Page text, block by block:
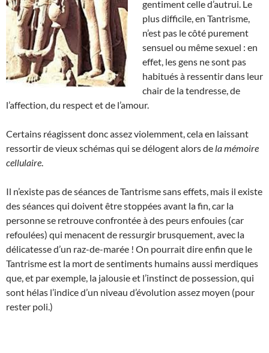
gentiment celle d’autrui. Le
plus difficile, en Tantrisme,
n’est pas le côté purement
sensuel ou même sexuel : en
effet, les gens ne sont pas
habitués à ressentir dans leur
chair de la tendresse, de
l’affection, du respect et de l’amour.
Certains réagissent donc assez violemment, cela en laissant
ressortir de vieux schémas qui se délogent alors de la mémoire
cellulaire
Il n’existe pas de séances de Tantrisme sans effets, mais il existe
des séances qui doivent être stoppées avant la fin, car la
personne se retrouve confrontée à des peurs enfouies (car
refoulées) qui menacent de ressurgir brusquement, avec la
délicatesse d’un raz-de-marée ! On pourrait dire enfin que le
Tantrisme est la mort de sentiments humains aussi merdiques
que, et par exemple, la jalousie et l’instinct de possession, qui
sont hélas l’indice d’un niveau d’évolution assez moyen (pour
rester poli.)